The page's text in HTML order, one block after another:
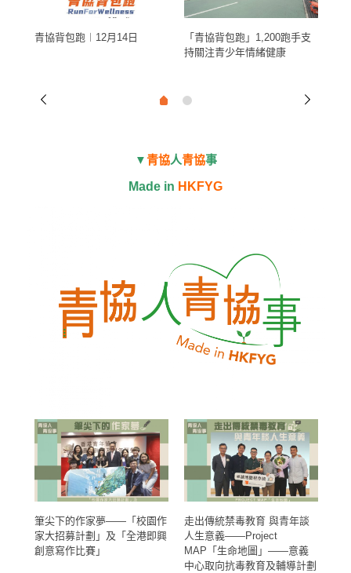
青協背包跑︱12月14日
「青協背包跑」1,200跑手支
持關注青少年情緒健康
▼青協人青協事
Made in HKFYG
青協人青協事
筆尖下的作家夢——「校園作
家大招募計劃」及「全港即興
創意寫作比賽」
走出傳統禁毒教育 與青年談
人生意義——Project
MAP「生命地圖」——意義
中心取向抗毒教育及輔導計劃